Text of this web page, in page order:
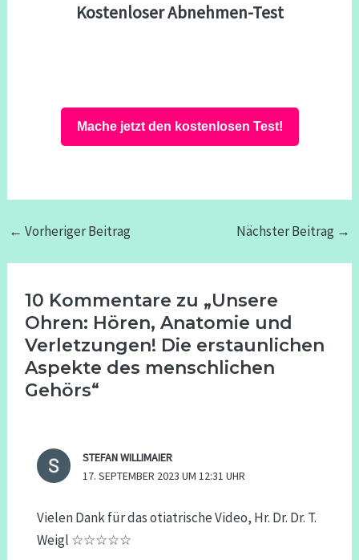
Kostenloser Abnehmen-Test
Mache jetzt den kostenlosen Test!
← Vorheriger Beitrag Nächster Beitrag →
10 Kommentare zu „Unsere
Ohren: Hören, Anatomie und
Verletzungen! Die erstaunlichen
Aspekte des menschlichen
Gehörs“
STEFAN WILLIMAIER
17. SEPTEMBER 2023 UM 12:31 UHR
Vielen Dank für das otiatrische Video, Hr. Dr. Dr. T.
Weigl ☆☆☆☆☆